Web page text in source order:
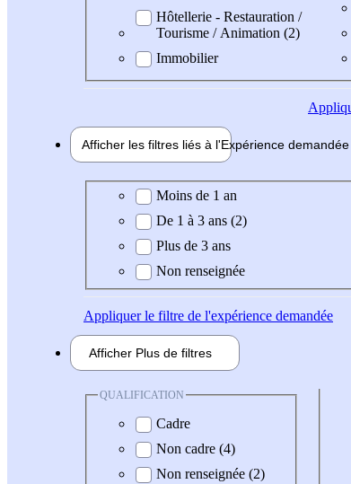
Hôtellerie - Restauration /
Tourisme / Animation (2)
Immobilier
Afficher les filtres liés à l'Expérience demandée
Expérience demandée
Moins de 1 an
De 1 à 3 ans (2)
Plus de 3 ans
Non renseignée
Appliquerle filtre de l'expérience demandée
Afficher Plus de filtres
QUALIFICATION
Cadre
Non cadre (4)
Non renseignée (2)